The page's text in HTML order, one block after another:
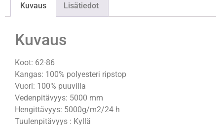
Kuvaus Lisätiedot
Kuvaus
Koot: 62-86
Kangas: 100% polyesteri ripstop
Vuori: 100% puuvilla
Vedenpitävyys: 5000 mm
Hengittävyys: 5000g/m2/24 h
Tuulenpitävyys : Kyllä